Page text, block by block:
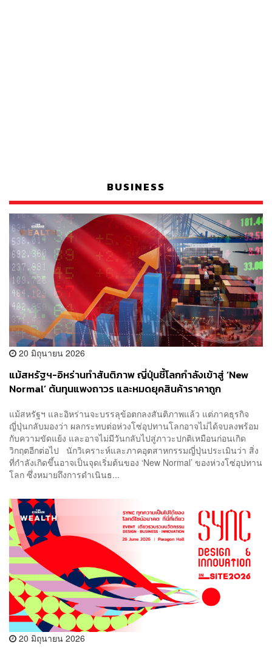
BUSINESS
20 มิถุนายน 2026
แม้สหรัฐฯ-อิหร่านทำสันติภาพ ญี่ปุ่นชี้โลกกำลังเข้าสู่ ‘New
Normal’ ต้นทุนแพงถาวร และหมดยุคสินค้าราคาถูก
แม้สหรัฐฯ และอิหร่านจะบรรลุข้อตกลงสันติภาพแล้ว แต่ภาคธุรกิจ
ญี่ปุ่นกลับมองว่า ผลกระทบต่อห่วงโซ่อุปทานโลกอาจไม่ได้จบลงพร้อม
กับความขัดแย้ง และอาจไม่มีวันกลับไปสู่ภาวะปกติเหมือนก่อนเกิด
วิกฤตอีกต่อไป นักวิเคราะห์และภาคอุตสาหกรรมญี่ปุ่นประเมินว่า สิ่ง
ที่กำลังเกิดขึ้นอาจเป็นจุดเริ่มต้นของ ‘New Normal’ ของห่วงโซ่อุปทาน
โลก ซึ่งหมายถึงการดำเนินธ...
20 มิถุนายน 2026